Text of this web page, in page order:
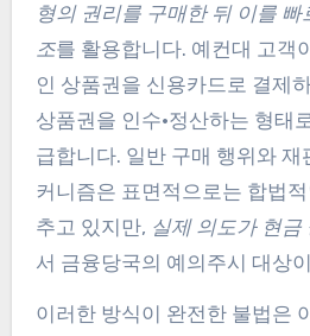
형의 권리를 구매한 뒤 이를
조를 활용합니다. 예컨대 고객
인 상품권을 신용카드로 결제
상품권을 인수·정산하는 형태
급합니다. 일반 구매 행위와 재
커니즘은 표면적으로는 합법
추고 있지만, 실제 의도가 현금
서 금융당국의 예의주시 대상
이러한 방식이 완전한 불법은